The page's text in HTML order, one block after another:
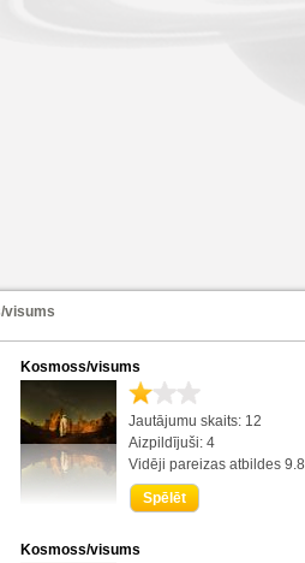
visums
Kosmoss/visums
Jautājumu skaits: 12
Aizpildījuši: 4
Vidēji pareizas atbildes 9.8
Spēlēt
Kosmoss/visums